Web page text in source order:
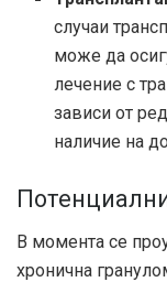
случаи
може да
лечение с
зависи от
наличие на
В момента се
хронична